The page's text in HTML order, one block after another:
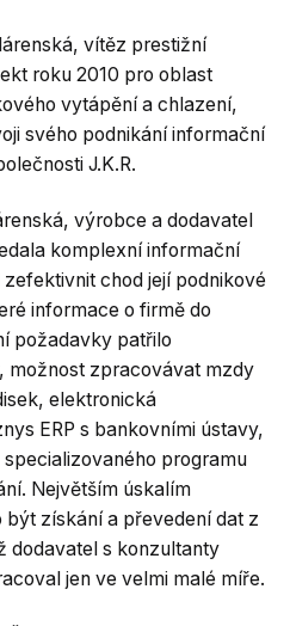
vítěz prestižní
roku 2010 pro oblast
vytápění a chlazení,
svého podnikání informační
J.K.R.
výrobce a dodavatel
komplexní informační
chod její podnikové
informace o firmě do
požadavky patřilo
možnost zpracovávat mzdy
elektronická
ERP s bankovními ústavy,
programu
Největším úskalím
získání a převedení dat z
dodavatel s konzultanty
jen ve velmi malé míře.